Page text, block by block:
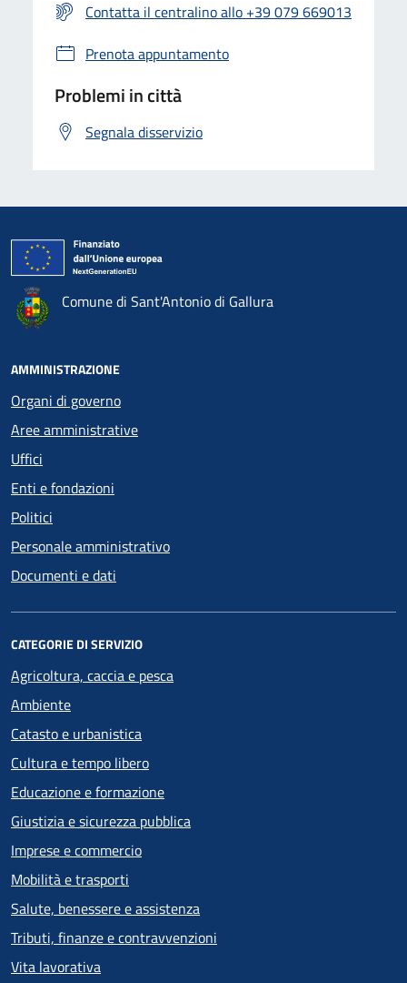
Contatta il centralino allo +39 079 669013
Prenota appuntamento
Problemi in città
Segnala disservizio
Comune di Sant'Antonio di Gallura
AMMINISTRAZIONE
Organi di governo
Aree amministrative
Uffici
Enti e fondazioni
Politici
Personale amministrativo
Documenti e dati
CATEGORIE DI SERVIZIO
Agricoltura, caccia e pesca
Ambiente
Catasto e urbanistica
Cultura e tempo libero
Educazione e formazione
Giustizia e sicurezza pubblica
Imprese e commercio
Mobilità e trasporti
Salute, benessere e assistenza
Tributi, finanze e contravvenzioni
Vita lavorativa